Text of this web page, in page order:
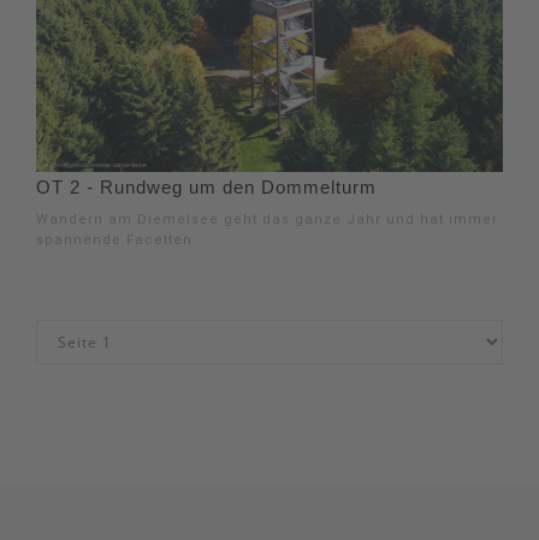
OT 2 - Rundweg um den Dommelturm
Wandern am Diemelsee geht das ganze Jahr und hat immer
spannende Facetten.